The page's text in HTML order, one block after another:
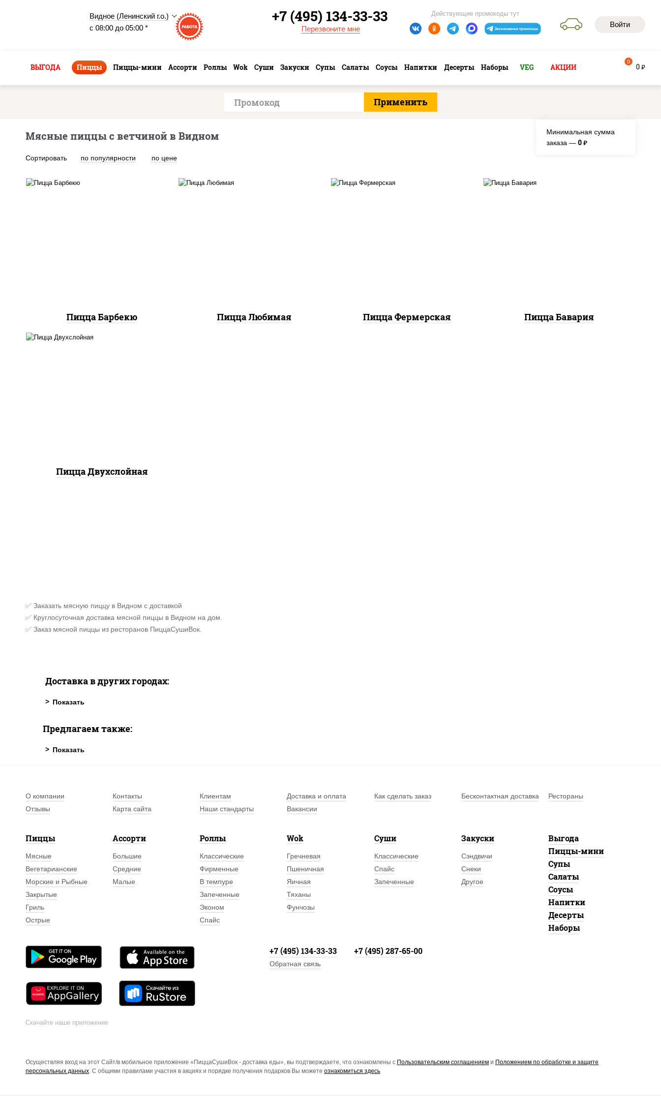
Видное (Ленинский г.о.)
с 08:00 до 05:00 *
Войти
Действующие промокоды тут
+7 (495) 134-33-33
Перезвоните мне
ВЫГОДА Пиццы Пиццы-мини Ассорти Роллы Wok Суши Закуски Супы Салаты Соусы Напитки Десерты Наборы VEG АКЦИИ 0 руб
0
Мясные пиццы с ветчиной в Видном
Сортировать по популярности по цене
Минимальная сумма
заказа — 0 руб.
Пицца Барбекю Пицца Любимая Пицца Фермерская Пицца Бавария
Пицца Двухслойная
✅ Заказать мясную пиццу в Видном с доставкой
✅ Круглосуточная доставка мясной пиццы в Видном на дом.
✅ Заказ мясной пиццы из ресторанов ПиццаСушиВок.
Доставка в других городах:
Предлагаем также:
О компании Контакты Клиентам Доставка и оплата Как сделать заказ Бесконтактная доставка
Рестораны
Отзывы
Карта сайта Наши стандарты Вакансии
Пиццы
Мясные
Вегетарианские
Морские и Рыбные
Закрытые
Гриль
Острые
Ассорти
Большие
Средние
Малые
Роллы
Классические
Фирменные
В темпуре
Запеченные
Эконом
Спайс
Wok
Гречневая
Пшеничная
Яичная
Тяханы
Фунчозы
Суши
Классические
Спайс
Запеченные
Закуски
Сэндвичи
Снеки
Другое
Выгода
Пиццы-мини
Супы
Салаты
Соусы
Напитки
Десерты
Наборы
Скачайте наше приложение
+7 (495) 134-33-33 +7 (495) 287-65-00
Обратная связь
Осуществляя вход на этот Сайт/в мобильное приложение «ПиццаСушиВок - доставка еды», вы подтверждаете, что ознакомлены с Пользовательским соглашением и Положением по обработке и защите
персональных данных. С общими правилами участия в акциях и порядке получения подарков Вы можете ознакомиться здесь